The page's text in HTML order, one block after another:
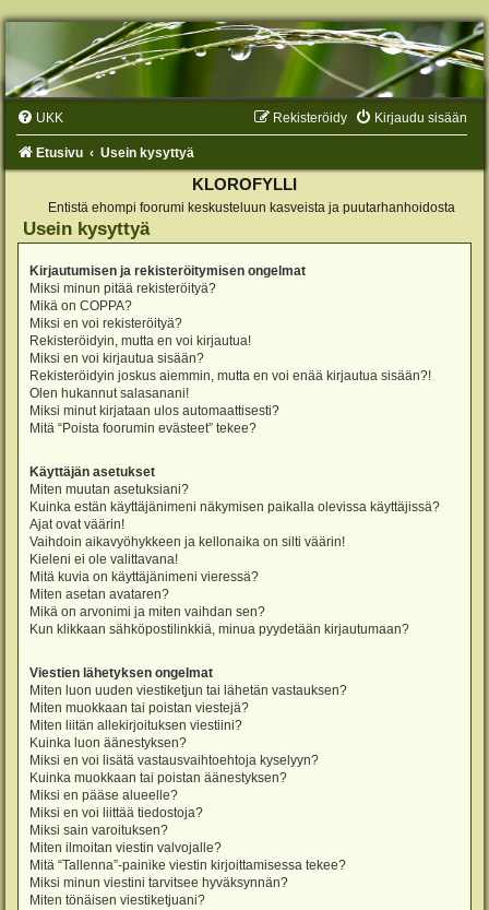
UKK Kirjaudu sisään
Rekisteröidy
Etusivu Usein kysyttyä
KLOROFYLLI
Entistä ehompi foorumi keskusteluun kasveista ja puutarhanhoidosta
Usein kysyttyä
Kirjautumisen ja rekisteröitymisen ongelmat
Miksi minun pitää rekisteröityä?
Mikä on COPPA?
Miksi en voi rekisteröityä?
Rekisteröidyin, mutta en voi kirjautua!
Miksi en voi kirjautua sisään?
Rekisteröidyin joskus aiemmin, mutta en voi enää kirjautua sisään?!
Olen hukannut salasanani!
Miksi minut kirjataan ulos automaattisesti?
Mitä “Poista foorumin evästeet” tekee?
Käyttäjän asetukset
Miten muutan asetuksiani?
Kuinka estän käyttäjänimeni näkymisen paikalla olevissa käyttäjissä?
Ajat ovat väärin!
Vaihdoin aikavyöhykkeen ja kellonaika on silti väärin!
Kieleni ei ole valittavana!
Mitä kuvia on käyttäjänimeni vieressä?
Miten asetan avataren?
Mikä on arvonimi ja miten vaihdan sen?
Kun klikkaan sähköpostilinkkiä, minua pyydetään kirjautumaan?
Viestien lähetyksen ongelmat
Miten luon uuden viestiketjun tai lähetän vastauksen?
Miten muokkaan tai poistan viestejä?
Miten liitän allekirjoituksen viestiini?
Kuinka luon äänestyksen?
Miksi en voi lisätä vastausvaihtoehtoja kyselyyn?
Kuinka muokkaan tai poistan äänestyksen?
Miksi en pääse alueelle?
Miksi en voi liittää tiedostoja?
Miksi sain varoituksen?
Miten ilmoitan viestin valvojalle?
Mitä “Tallenna”-painike viestin kirjoittamisessa tekee?
Miksi minun viestini tarvitsee hyväksynnän?
Miten tönäisen viestiketjuani?